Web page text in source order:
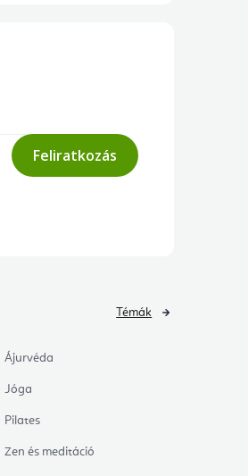
Feliratkozás
Ájurvéda
Jóga
Pilates
Zen és meditáció
Témák